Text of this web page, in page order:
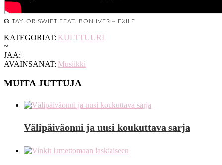
☊ TAYLOR SWIFT FEAT. BON IVER ~ EXILE
KATEGORIAT: KULTTUURI
~
JAA:
AVAINSANAT: Musiikki
MUITA JUTTUJA
Välipäiväonni ja uusi koukuttava sarja